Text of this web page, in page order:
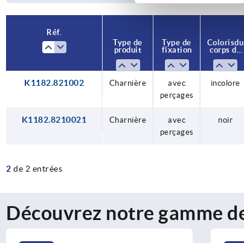
Réf.
Type de
produit
Type de
fixation
Coloris du
corps de
K1182.821002 Charnière
avec
perçages
incolore
K1182.8210021 Charnière
avec
perçages
noir
2 de 2 entrées
Découvrez notre gamme